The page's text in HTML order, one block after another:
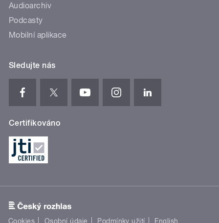
Audioarchiv
Podcasty
Mobilní aplikace
Sledujte nás
Certifikováno
Cookies Osobní údaje Podmínky užití English